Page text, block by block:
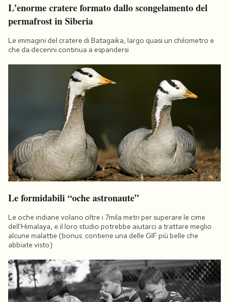
L’enorme cratere formato dallo scongelamento del
permafrost in Siberia
Le immagini del cratere di Batagaika, largo quasi un chilometro e
che da decenni continua a espandersi
Le formidabili “oche astronaute”
Le oche indiane volano oltre i 7mila metri per superare le cime
dell'Himalaya, e il loro studio potrebbe aiutarci a trattare meglio
alcune malattie (bonus: contiene una delle GIF più belle che
abbiate visto)